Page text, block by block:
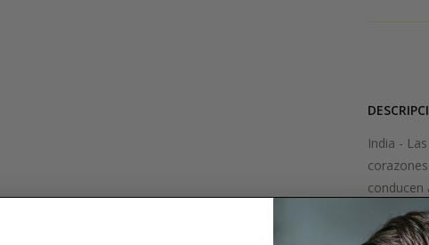
India -
conducen
las
la